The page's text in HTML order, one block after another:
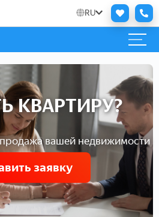
RU
КВАРТИРУ?
вашей недвижимости
заявку